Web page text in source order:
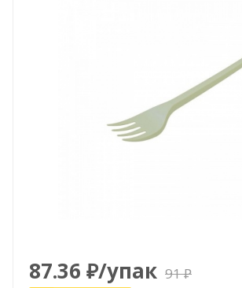
87.36 ₽/упак 91₽